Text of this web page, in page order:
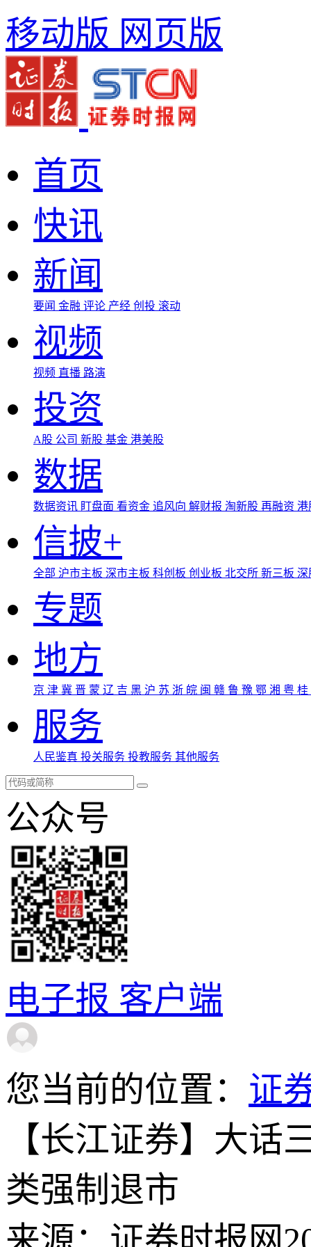
移动版 网页版
首页
快讯
新闻
要闻 金融 评论 产经 创投 滚动
视频
视频 直播 路演
投资
A股 公司 新股 基金 港美股
数据
数据资讯 盯盘面 看资金 追风向 解财报 淘新股 再融资
信披+
全部 沪市主板 深市主板 科创板 创业板 北交所 新三板
专题
地方
京 津 冀 晋 蒙 辽 吉 黑 沪 苏 浙 皖 闽 赣 鲁 豫 鄂 湘 粤 桂
服务
人民鉴真 投关服务 投教服务 其他服务
公众号
电子报 客户端
您当前的位置： 证
【长江证券】大
类强制退市